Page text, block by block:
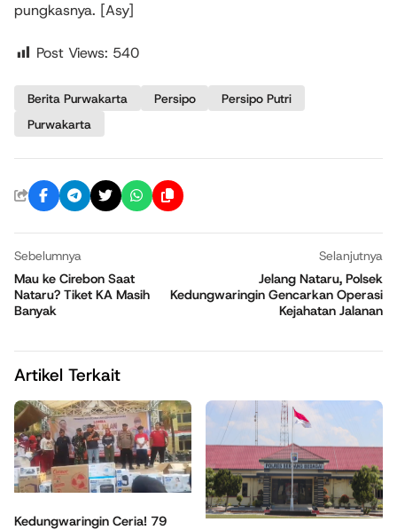
pungkasnya. [Asy]
Post Views: 540
Berita Purwakarta Persipo
Persipo Putri
Purwakarta
Sebelumnya
Mau ke Cirebon Saat
Nataru? Tiket KA Masih
Banyak
Selanjutnya
Jelang Nataru, Polsek
Kedungwaringin Gencarkan Operasi
Kejahatan Jalanan
Artikel Terkait
Kedungwaringin Ceria! 79